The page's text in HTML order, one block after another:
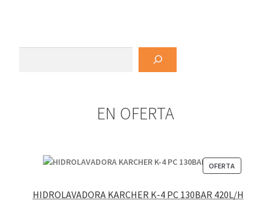
EN OFERTA
OFERTA
EN
HIDROLAVADORA KARCHER K-4 PC 130BAR 420L/H